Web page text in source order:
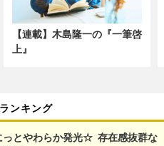
【連載】木島隆一の『一筆啓
上』
ンキング
っとやわらか発光☆ 存在感抜群な